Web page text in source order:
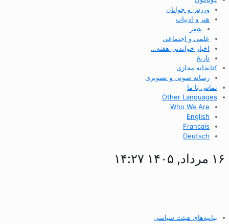
ورزش و جوانان
هنر و ادبیات
شعر
علمی و اجتماعی
اخبار خواندنی هفته…
تاریخ
کتابخانه مجازی
رسانه صوتی و تصویری
تماس با ما
Other Languages
Who We Are
English
Francais
Deutsch
۱۶ مرداد, ۱۴۰۵ ۱۴:۲۷
بیانیه‌های هیئت سیاسی